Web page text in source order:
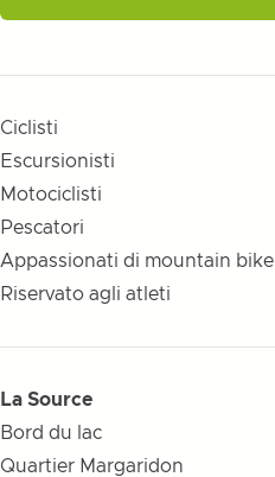
Ciclisti
Escursionisti
Motociclisti
Pescatori
Appassionati di mountain bike
Riservato agli atleti
La Source
Bord du lac
Quartier Margaridon